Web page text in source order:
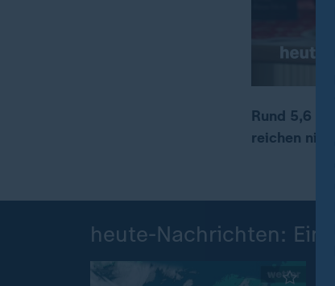
00:17
Rund 5,6
reichen
heute-Nachrichten: